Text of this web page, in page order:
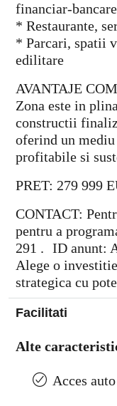
financiar-bancare
* Restaurante,
* Parcari, spatii
edilitare
AVANTAJE
Zona este in
constructii
oferind un
profitabile si
PRET: 279 999
CONTACT:
pentru a
291 . ID anunt:
Alege o
strategica cu
Facilitati
Alte
Acces auto